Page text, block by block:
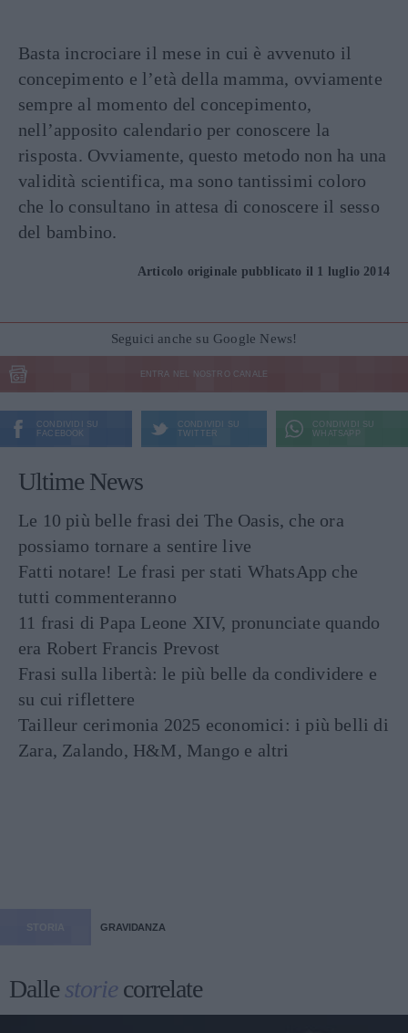
Basta incrociare il mese in cui è avvenuto il
concepimento e l’età della mamma, ovviamente
sempre al momento del concepimento,
nell’apposito calendario per conoscere la
risposta. Ovviamente, questo metodo non ha una
validità scientifica, ma sono tantissimi coloro
che lo consultano in attesa di conoscere il sesso
del bambino.
Articolo originale pubblicato il 1 luglio 2014
Seguici anche su Google News!
ENTRA NEL NOSTRO CANALE
CONDIVIDI SU
FACEBOOK
CONDIVIDI SU
TWITTER
CONDIVIDI SU
WHATSAPP
Ultime News
Le 10 più belle frasi dei The Oasis, che ora
possiamo tornare a sentire live
Fatti notare! Le frasi per stati WhatsApp che
tutti commenteranno
11 frasi di Papa Leone XIV, pronunciate quando
era Robert Francis Prevost
Frasi sulla libertà: le più belle da condividere e
su cui riflettere
Tailleur cerimonia 2025 economici: i più belli di
Zara, Zalando, H&M, Mango e altri
GRAVIDANZA
Dallestorie correlate